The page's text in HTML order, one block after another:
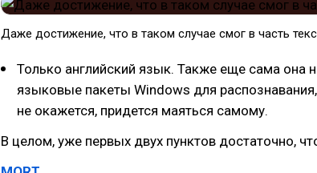
Даже достижение, что в таком случае смог в часть
Только английский язык. Также еще сама она
языковые пакеты Windows для распознавания,
не окажется, придется маяться самому.
В целом, уже первых двух пунктов достаточно,